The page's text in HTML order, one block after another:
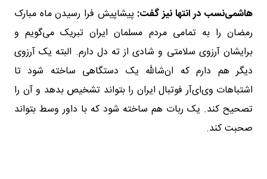
هاشمی‌نسب در انتها نیز گفت: پیشاپیش فرا رسیدن ماه مبارک
رمضان را به تمامی مردم مسلمان ایران تبریک می‌گویم و
برایشان آرزوی سلامتی و شادی از ته دل دارم. البته یک آرزوی
دیگر هم دارم که ان‌شالله یک دستگاهی ساخته شود تا
اشتباهات وی‌ای‌آر فوتبال ایران را بتواند تشخیص بدهد و آن‌ را
تصحیح کند. یک ربات هم ساخته شود که با داور وسط بتواند
صحبت کند.